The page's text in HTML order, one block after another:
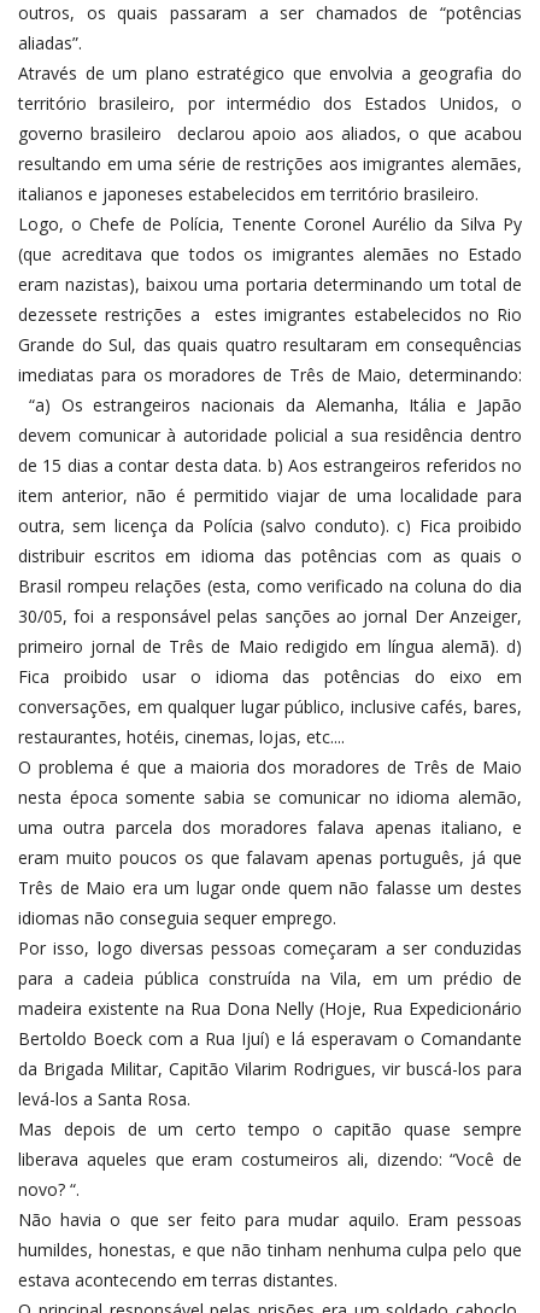
outros, os quais passaram a ser chamados de “potências
aliadas”.
Através de um plano estratégico que envolvia a geografia do
território brasileiro, por intermédio dos Estados Unidos, o
governo brasileiro declarou apoio aos aliados, o que acabou
resultando em uma série de restrições aos imigrantes alemães,
italianos e japoneses estabelecidos em território brasileiro.
Logo, o Chefe de Polícia, Tenente Coronel Aurélio da Silva Py
(que acreditava que todos os imigrantes alemães no Estado
eram nazistas), baixou uma portaria determinando um total de
dezessete restrições a estes imigrantes estabelecidos no Rio
Grande do Sul, das quais quatro resultaram em consequências
imediatas para os moradores de Três de Maio, determinando:
“a) Os estrangeiros nacionais da Alemanha, Itália e Japão
devem comunicar à autoridade policial a sua residência dentro
de 15 dias a contar desta data. b) Aos estrangeiros referidos no
item anterior, não é permitido viajar de uma localidade para
outra, sem licença da Polícia (salvo conduto). c) Fica proibido
distribuir escritos em idioma das potências com as quais o
Brasil rompeu relações (esta, como verificado na coluna do dia
30/05, foi a responsável pelas sanções ao jornal Der Anzeiger,
primeiro jornal de Três de Maio redigido em língua alemã). d)
Fica proibido usar o idioma das potências do eixo em
conversações, em qualquer lugar público, inclusive cafés, bares,
restaurantes, hotéis, cinemas, lojas, etc....
O problema é que a maioria dos moradores de Três de Maio
nesta época somente sabia se comunicar no idioma alemão,
uma outra parcela dos moradores falava apenas italiano, e
eram muito poucos os que falavam apenas português, já que
Três de Maio era um lugar onde quem não falasse um destes
idiomas não conseguia sequer emprego.
Por isso, logo diversas pessoas começaram a ser conduzidas
para a cadeia pública construída na Vila, em um prédio de
madeira existente na Rua Dona Nelly (Hoje, Rua Expedicionário
Bertoldo Boeck com a Rua Ijuí) e lá esperavam o Comandante
da Brigada Militar, Capitão Vilarim Rodrigues, vir buscá-los para
levá-los a Santa Rosa.
Mas depois de um certo tempo o capitão quase sempre
liberava aqueles que eram costumeiros ali, dizendo: “Você de
novo? “.
Não havia o que ser feito para mudar aquilo. Eram pessoas
humildes, honestas, e que não tinham nenhuma culpa pelo que
estava acontecendo em terras distantes.